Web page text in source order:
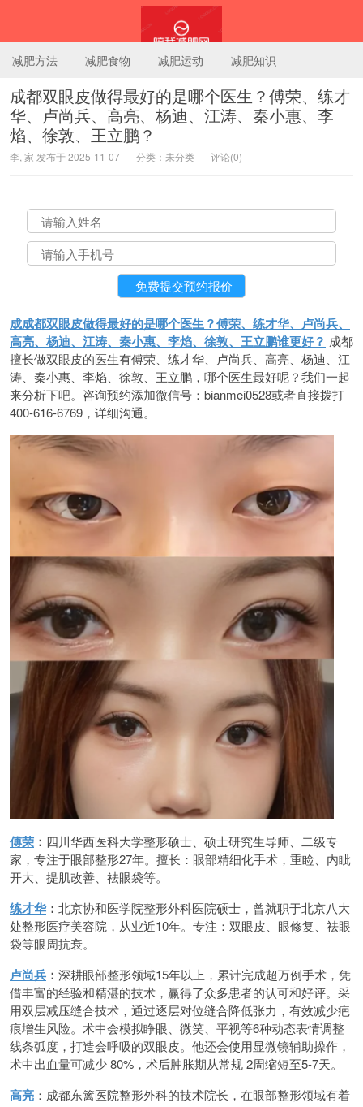
陪我减肥网
减肥方法 减肥食物 减肥运动 减肥知识
成都双眼皮做得最好的是哪个医生？傅荣、练才
华、卢尚兵、高亮、杨迪、江涛、秦小惠、李
焰、徐敦、王立鹏？
李, 家 发布于 2025-11-07 分类：未分类 评论(0)
成成都双眼皮做得最好的是哪个医生？傅荣、练才华、卢尚兵、
高亮、杨迪、江涛、秦小惠、李焰、徐敦、王立鹏谁更好？ 成都
擅长做双眼皮的医生有傅荣、练才华、卢尚兵、高亮、杨迪、江
涛、秦小惠、李焰、徐敦、王立鹏，哪个医生最好呢？我们一起
来分析下吧。咨询预约添加微信号：bianmei0528或者直接拨打
400-616-6769，详细沟通。
傅荣 ： 四川华西医科大学整形硕士、硕士研究生导师、二级专
家，专注于眼部整形27年。擅长：眼部精细化手术，重睑、内眦
开大、提肌改善、祛眼袋等。
练才华： 北京协和医学院整形外科医院硕士，曾就职于北京八大
处整形医疗美容院，从业近10年。专注：双眼皮、眼修复、祛眼
袋等眼周抗衰。
卢尚兵 ： 深耕眼部整形领域15年以上，累计完成超万例手术，凭
借丰富的经验和精湛的技术，赢得了众多患者的认可和好评。采
用双层减压缝合技术，通过逐层对位缝合降低张力，有效减少疤
痕增生风险。术中会模拟睁眼、微笑、平视等6种动态表情调整
线条弧度，打造会呼吸的双眼皮。他还会使用显微镜辅助操作，
术中出血量可减少 80%，术后肿胀期从常规 2周缩短至5-7天。
高亮 ：成都东篱医院整形外科的技术院长，在眼部整形领域有着